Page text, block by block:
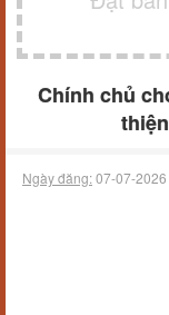
Chính chủ
Ngày đăng:07-07-2026